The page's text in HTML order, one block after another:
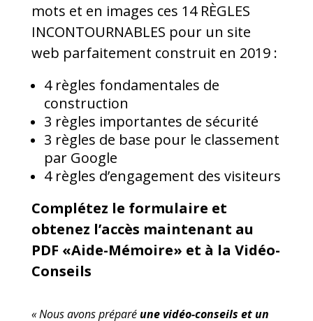
mots et en images ces 14 RÈGLES
INCONTOURNABLES pour un site
web parfaitement construit en 2019 :
4 règles fondamentales de
construction
3 règles importantes de sécurité
3 règles de base pour le classement
par Google
4 règles d’engagement des visiteurs
Complétez le formulaire et
obtenez l’accès maintenant au
PDF «Aide-Mémoire» et à la Vidéo-
Conseils
« Nous avons préparéune vidéo-conseils et un